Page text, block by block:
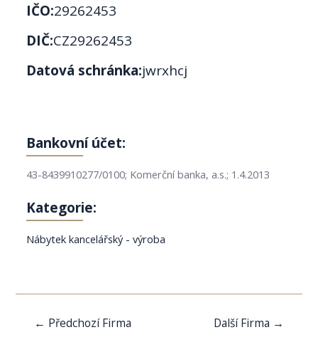
IČO:29262453
DIČ:CZ29262453
Datová schránka:jwrxhcj
Bankovní účet:
43-8439910277/0100; Komerční banka, a.s.; 1.4.2013
Kategorie:
Nábytek kancelářský - výroba
Navigace
← Předchozí Firma Další Firma →